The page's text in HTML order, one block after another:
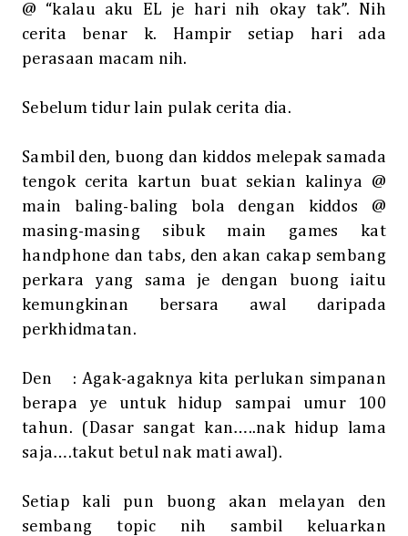
@ “kalau aku EL je hari nih okay tak”. Nih
cerita benar k. Hampir setiap hari ada
perasaan macam nih.
Sebelum tidur lain pulak cerita dia.
Sambil den, buong dan kiddos melepak samada
tengok cerita kartun buat sekian kalinya @
main baling-baling bola dengan kiddos @
masing-masing sibuk main games kat
handphone dan tabs, den akan cakap sembang
perkara yang sama je dengan buong iaitu
kemungkinan bersara awal daripada
perkhidmatan.
Den
: Agak-agaknya kita perlukan simpanan
berapa ye untuk hidup sampai umur 100
tahun. (Dasar sangat kan…..nak hidup lama
saja….takut betul nak mati awal).
Setiap kali pun buong akan melayan den
sembang topic nih sambil keluarkan